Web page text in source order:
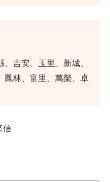
吉安、玉里、新城、
鳳林、富里、萬榮、卓
信